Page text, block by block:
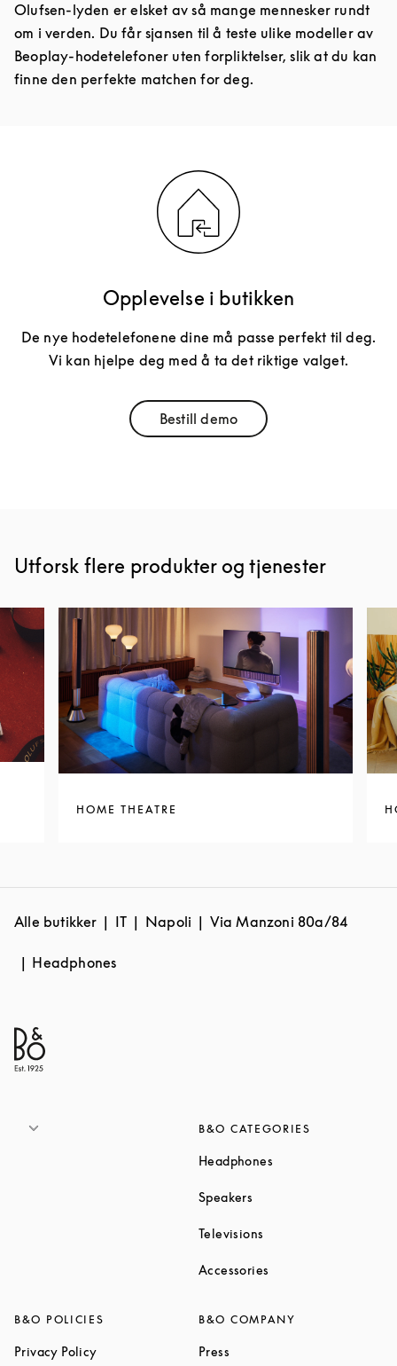
Olufsen-lyden er elsket av så mange mennesker rundt
om i verden. Du får sjansen til å teste ulike modeller av
Beoplay-hodetelefoner uten forpliktelser, slik at du kan
finne den perfekte matchen for deg.
Opplevelse i butikken
De nye hodetelefonene dine må passe perfekt til deg.
Vi kan hjelpe deg med å ta det riktige valget.
Bestill demoLink Opens in New Tab
Utforsk flere produkter og tjenester
HOME THEATRE
Alle butikker IT Napoli Via Manzoni 80a/84
Headphones
B&O CATEGORIES
Headphones
Speakers
Televisions
Accessories
B&O POLICIES
Privacy PolicyLink Opens in New Tab
B&O COMPANY
Press